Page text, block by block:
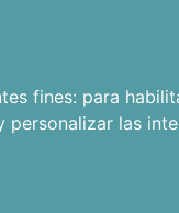
fines: para
las